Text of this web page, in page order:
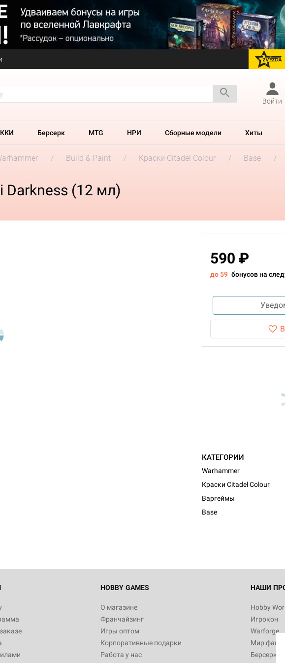
Войти
ККИ Берсерк MTG НРИ Сборные модели Хиты
Build & Paint Краски Citadel Colour
Base
Darkness (12 мл)
590 ₽
до 59 бонусов на
КАТЕГОРИИ
Warhammer
Краски Citadel Colour
Варгеймы
Base
HOBBY GAMES
О магазине
Франчайзинг
Игры оптом
Корпоративные подарки
Работа у нас
НАШИ
Hobby
Игрокон
Warforge
Мир
Берсерк
Настольная игра Hobby World Монстры
Белая смерть
12 990
Настольная игра Hobby World Берсерк.
3 490